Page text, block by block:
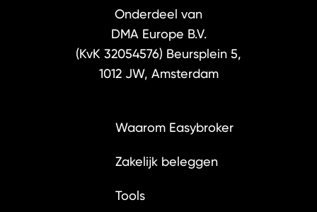
Onderdeel van
DMA Europe B.V.
(KvK 32054576) Beursplein 5,
1012 JW, Amsterdam
Waarom Easybroker
Zakelijk beleggen
Tools